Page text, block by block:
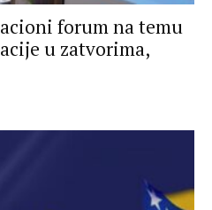
forum na temu
u zatvorima,